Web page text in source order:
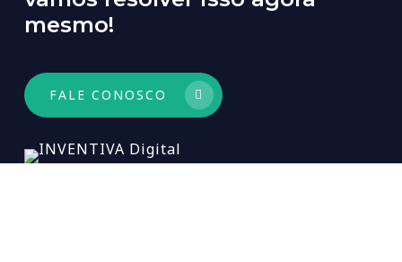
mesmo!
FALE CONOSCO